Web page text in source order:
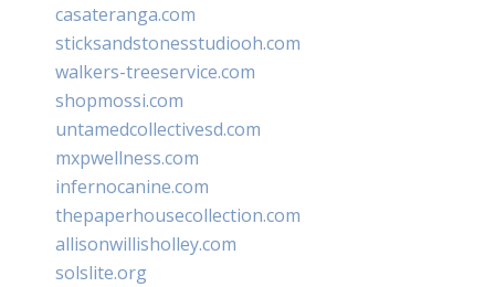
casateranga.com
sticksandstonesstudiooh.com
walkers-treeservice.com
shopmossi.com
untamedcollectivesd.com
mxpwellness.com
infernocanine.com
thepaperhousecollection.com
allisonwillisholley.com
solslite.org